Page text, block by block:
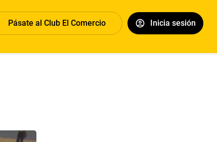
Pásate al Club El Comercio Inicia sesión